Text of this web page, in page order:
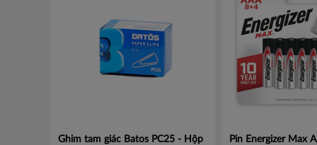
Ghim tam giác Batos PC25 - Hộp
Pin Energizer Max